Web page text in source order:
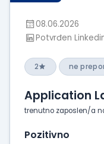
08.06.2026
Potvrđen
2 ne
Application
trenutno zaposlen/a
Pozitivno